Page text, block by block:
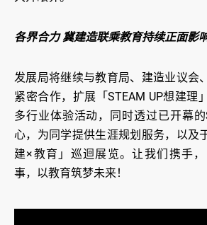
各界合力 冀建造联乘教育持续正面影
发展局将继续与教育局、建造业议会
紧密合作，扩展「STEAM UP想建理
多行业体验活动，同时透过已开幕
心，为同学提供生涯规划服务，以及
建×教育」巡迴展览。让我们携手
事，以教育筑梦未来！